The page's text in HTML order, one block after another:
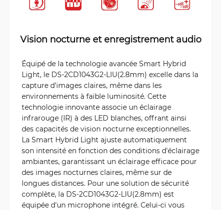
Vision nocturne et enregistrement audio
Équipé de la technologie avancée Smart Hybrid
Light, le DS-2CD1043G2-LIU(2.8mm) excelle dans la
capture d'images claires, même dans les
environnements à faible luminosité. Cette
technologie innovante associe un éclairage
infrarouge (IR) à des LED blanches, offrant ainsi
des capacités de vision nocturne exceptionnelles.
La Smart Hybrid Light ajuste automatiquement
son intensité en fonction des conditions d'éclairage
ambiantes, garantissant un éclairage efficace pour
des images nocturnes claires, même sur de
longues distances. Pour une solution de sécurité
complète, la DS-2CD1043G2-LIU(2.8mm) est
équipée d'un microphone intégré. Celui-ci vous